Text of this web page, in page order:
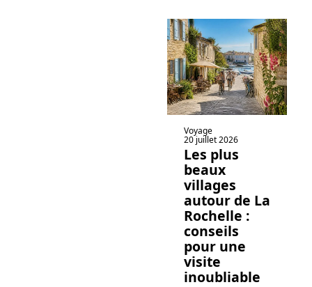
Voyage
20 juillet 2026
Les plus
beaux
villages
autour de La
Rochelle :
conseils
pour une
visite
inoubliable